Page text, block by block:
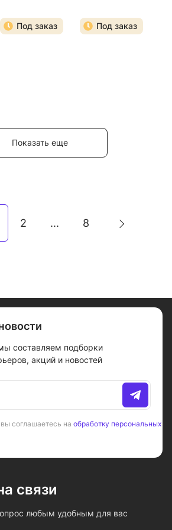
Под заказ Под заказ
Показать еще
2 ... 8
составляем подборки
акций и новостей
соглашаетесь на обработку персональных
связи
любым удобным для вас